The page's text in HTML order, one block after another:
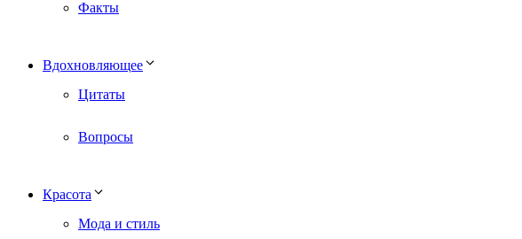
Факты
Вдохновляющее
Цитаты
Вопросы
Красота
Мода и стиль